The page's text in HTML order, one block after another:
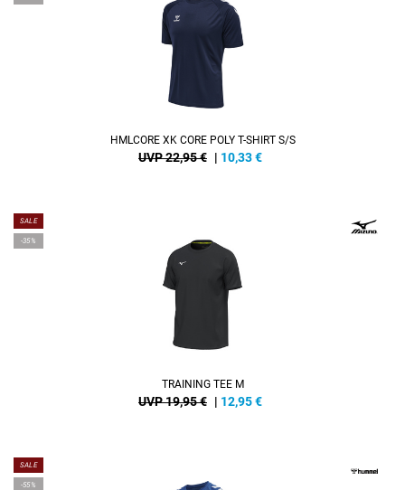
HMLCORE XK CORE POLY T-SHIRT S/S
UVP 22,95 € | 10,33€
SALE
-35%
TRAINING TEE M
UVP 19,95 € | 12,95€
SALE
-55%